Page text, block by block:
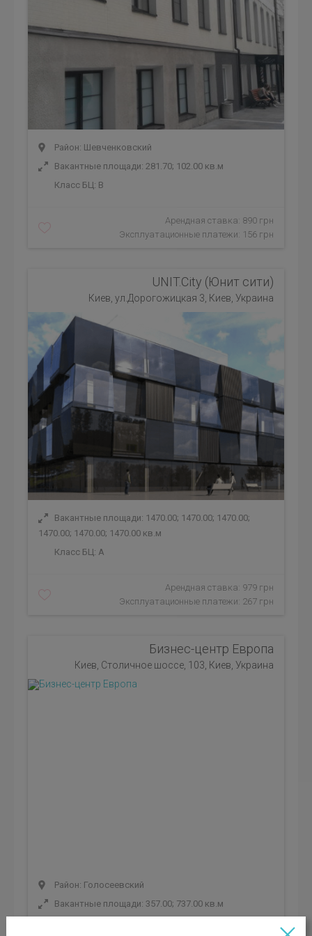
Район: Шевченковский
Вакантные площади: 281.70; 102.00 кв.м
Класс БЦ: B
Арендная ставка: 890 грн
Эксплуатационные платежи: 156 грн
UNIT.City (Юнит сити)
Киев, ул.Дорогожицкая 3, Киев, Украина
Вакантные площади: 1470.00; 1470.00; 1470.00;
1470.00; 1470.00; 1470.00 кв.м
Класс БЦ: A
Арендная ставка: 979 грн
Эксплуатационные платежи: 267 грн
Бизнес-центр Европа
Киев, Столичное шоссе, 103, Киев, Украина
Район: Голосеевский
Вакантные площади: 357.00; 737.00 кв.м